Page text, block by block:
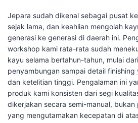
Jepara sudah dikenal sebagai pusat
sejak lama, dan keahlian mengolah
generasi ke generasi di daerah ini.
workshop kami rata-rata sudah
kayu selama bertahun-tahun, mulai
penyambungan sampai detail
dan ketelitian tinggi. Pengalaman ini
produk kami konsisten dari segi
dikerjakan secara semi-manual,
yang mengutamakan kecepatan di